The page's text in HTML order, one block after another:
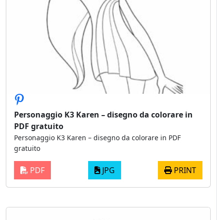
Personaggio K3 Karen – disegno da colorare in
PDF gratuito
Personaggio K3 Karen – disegno da colorare in PDF
gratuito
PDF JPG PRINT